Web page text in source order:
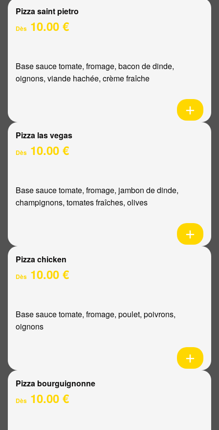
Pizza saint pietro
Dès 10.00 €
Base sauce tomate, fromage, bacon de dinde,
oignons, viande hachée, crème fraîche
Pizza las vegas
Dès 10.00 €
Base sauce tomate, fromage, jambon de dinde,
champignons, tomates fraîches, olives
Pizza chicken
Dès 10.00 €
Base sauce tomate, fromage, poulet, poivrons,
oignons
Pizza bourguignonne
Dès 10.00 €